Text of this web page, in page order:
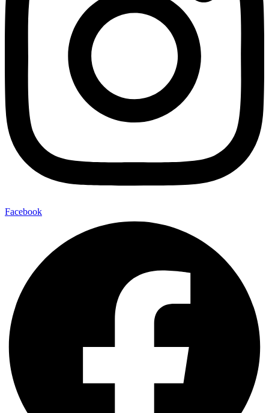
Facebook